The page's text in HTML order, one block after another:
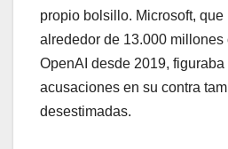
propio bolsillo. Microsoft, que
alrededor de 13.000 millones
OpenAI desde 2019,
acusaciones en su contra
desestimadas.